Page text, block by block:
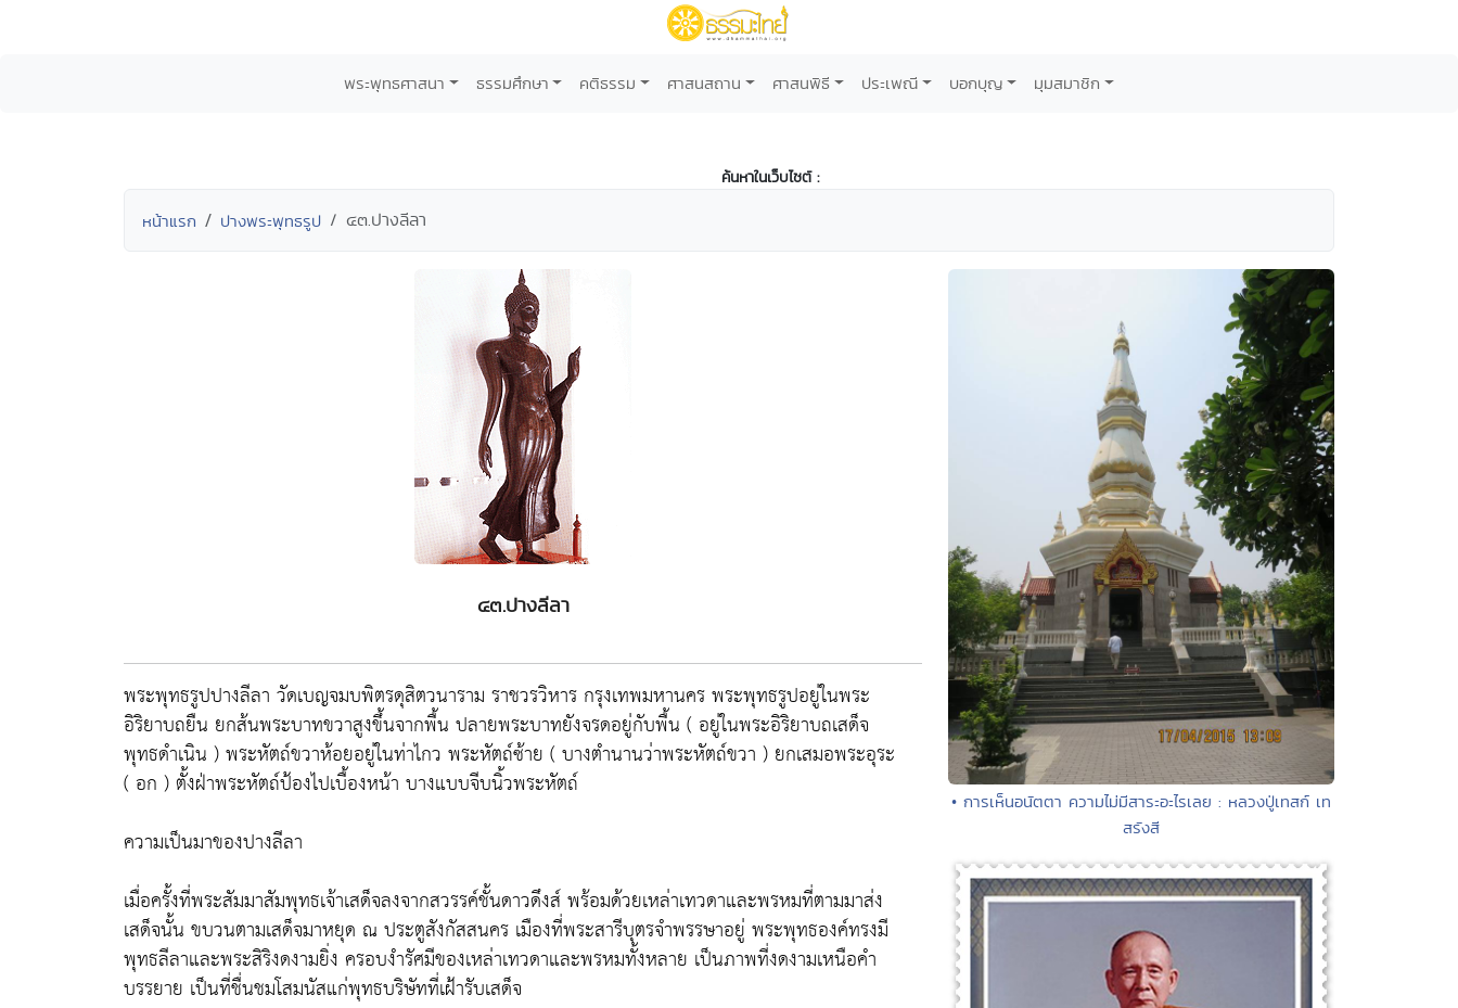
พระพุทธศาสนา ธรรมศึกษา คติธรรม ศาสนสถาน ศาสนพิธี ประเพณี บอกบุญ มุมสมาชิก
ค้นหาในเว็บไซต์ :
หน้าแรก ปางพระพุทธรูป ๔๓.ปางลีลา
๔๓.ปางลีลา
พระพุทธรูปปางลีลา วัดเบญจมบพิตรดุสิตวนาราม ราชวรวิหาร กรุงเทพมหานคร พระพุทธรูปอยู่ในพระ
อิริยาบถยืน ยกส้นพระบาทขวาสูงขึ้นจากพื้น ปลายพระบาทยังจรดอยู่กับพื้น ( อยู่ในพระอิริยาบถเสด็จ
พุทธดำเนิน ) พระหัตถ์ขวาห้อยอยู่ในท่าไกว พระหัตถ์ซ้าย ( บางตำนานว่าพระหัตถ์ขวา ) ยกเสมอพระอุระ
( อก ) ตั้งฝ่าพระหัตถ์ป้องไปเบื้องหน้า บางแบบจีบนิ้วพระหัตถ์
ความเป็นมาของปางลีลา
เมื่อครั้งที่พระสัมมาสัมพุทธเจ้าเสด็จลงจากสวรรค์ชั้นดาวดึงส์ พร้อมด้วยเหล่าเทวดาและพรหมที่ตามมาส่ง
เสด็จนั้น ขบวนตามเสด็จมาหยุด ณ ประตูสังกัสสนคร เมืองที่พระสารีบุตรจำพรรษาอยู่ พระพุทธองค์ทรงมี
พุทธลีลาและพระสิริงดงามยิ่ง ครอบงำรัศมีของเหล่าเทวดาและพรหมทั้งหลาย เป็นภาพที่งดงามเหนือคำ
บรรยาย เป็นที่ชื่นชมโสมนัสแก่พุทธบริษัทที่เฝ้ารับเสด็จ
• การเห็นอนัตตา ความไม่มีสาระอะไรเลย : หลวงปู่เทสก์ เท
สรังสี